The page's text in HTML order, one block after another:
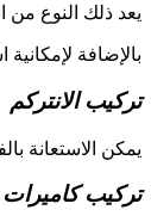
يعد ذلك النوع من
بالإضافة
تركيب الانتركم
يمكن الاستعانة
تركيب